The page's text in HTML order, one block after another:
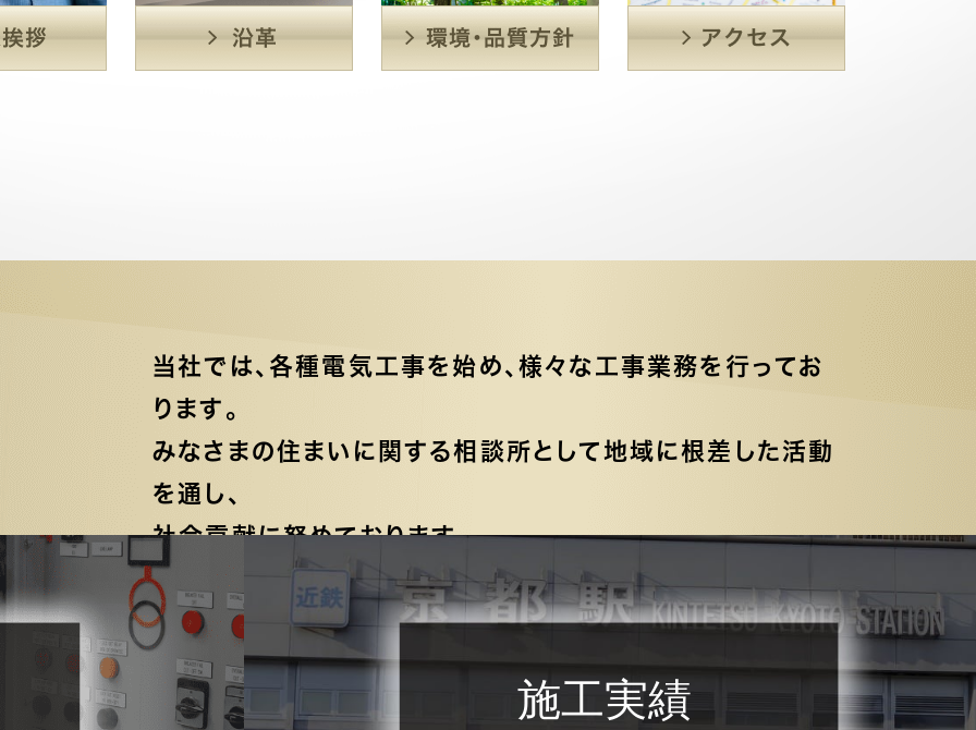
当社では、各種電気工事を始め、様々な工事業務を行ってお
ります。
みなさまの住まいに関する相談所として地域に根差した活動
を通し、
社会貢献に努めております。
施工実績